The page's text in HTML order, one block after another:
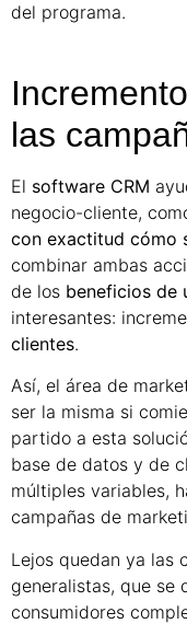
del programa.
las
El software CRM
negocio-cliente,
con exactitud cómo
combinar ambas
de los beneficios de
interesantes:
clientes.
Así, el área de
ser la misma si
partido a esta
base de datos y de
múltiples variables,
campañas de
Lejos quedan ya las
generalistas, que se
consumidores